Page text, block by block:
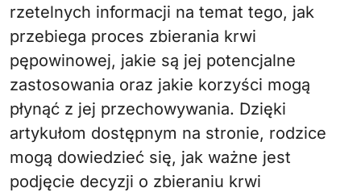
rzetelnych informacji na temat tego, jak
przebiega proces zbierania krwi
pępowinowej, jakie są jej potencjalne
zastosowania oraz jakie korzyści mogą
płynąć z jej przechowywania. Dzięki
artykułom dostępnym na stronie, rodzice
mogą dowiedzieć się, jak ważne jest
podjęcie decyzji o zbieraniu krwi